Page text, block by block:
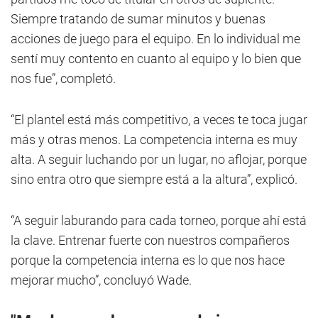
Siempre tratando de sumar minutos y buenas
acciones de juego para el equipo. En lo individual me
sentí muy contento en cuanto al equipo y lo bien que
nos fue”, completó.
“El plantel está más competitivo, a veces te toca jugar
más y otras menos. La competencia interna es muy
alta. A seguir luchando por un lugar, no aflojar, porque
sino entra otro que siempre está a la altura”, explicó.
“A seguir laburando para cada torneo, porque ahí está
la clave. Entrenar fuerte con nuestros compañeros
porque la competencia interna es lo que nos hace
mejorar mucho”, concluyó Wade.